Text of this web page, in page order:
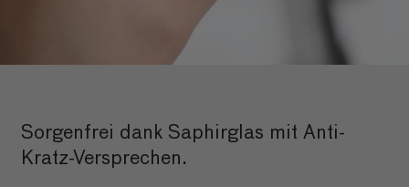
Sorgenfrei dank Saphirglas mit Anti-
Kratz-Versprechen.